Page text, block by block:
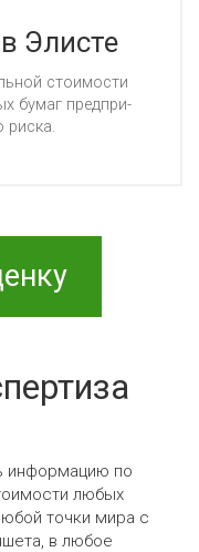
Элисте
сто­имос­ти
бу­маг пред­при­
рис­ка.
информацию по
любых
точки мира с
в любое